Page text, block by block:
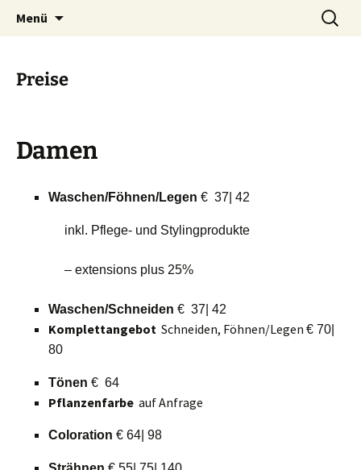
Harald Hoeffer Friseur Und
Mehr
Ihr Friseur in Wilmersdorf am
Ludwigkirchplatz
Menü
Suchen
nach:
Preise
Damen
Waschen/Föhnen/Legen € 37| 42
inkl. Pflege- und Stylingprodukte
– extensions plus 25%
Waschen/Schneiden € 37| 42
Komplettangebot Schneiden, Föhnen/Legen € 70|
80
Tönen € 64
Pflanzenfarbe auf Anfrage
Coloration € 64| 98